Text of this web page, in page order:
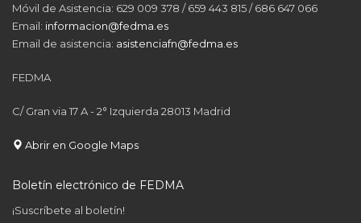
Móvil de Asistencia: 629 009 378 / 659 443 815 / 686 647 066
Email: informacion@fedma.es
Email de asistencia: asistenciafn@fedma.es
FEDMA
C/ Gran via 17 A - 2° Izquierda 28013 Madrid
Abrir en Google Maps
Boletín electrónico de FEDMA
¡Suscríbete al boletín!